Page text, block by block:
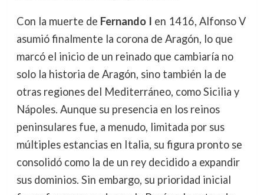
Con la muerte de Fernando I en 1416, Alfonso V
asumió finalmente la corona de Aragón, lo que
marcó el inicio de un reinado que cambiaría no
solo la historia de Aragón, sino también la de
otras regiones del Mediterráneo, como Sicilia y
Nápoles. Aunque su presencia en los reinos
peninsulares fue, a menudo, limitada por sus
múltiples estancias en Italia, su figura pronto se
consolidó como la de un rey decidido a expandir
sus dominios. Sin embargo, su prioridad inicial